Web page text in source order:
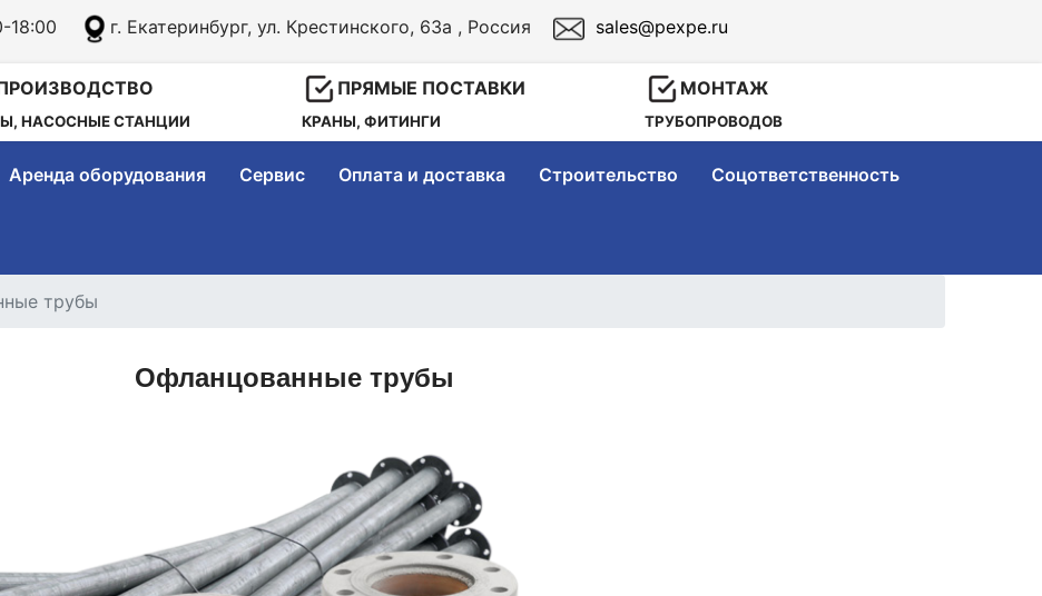
18:00 г. Екатеринбург, ул. Крестинского, 63а , Россия sales@pexpe.ru
НАСОСНЫЕ СТАНЦИИ
ПРЯМЫЕ ПОСТАВКИ
КРАНЫ, ФИТИНГИ
МОНТАЖ
ТРУБОПРОВОДОВ
Аренда оборудования Сервис Оплата и доставка Строительство Соцответственность
трубы
Офланцованные трубы